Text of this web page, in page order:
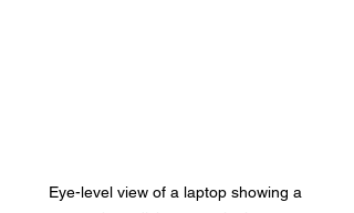
Eye-level view of a laptop showing a